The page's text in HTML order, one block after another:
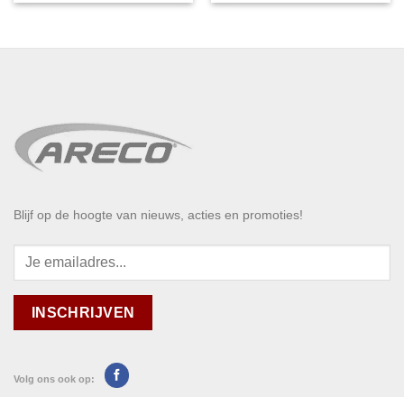
Blijf op de hoogte van nieuws, acties en promoties!
Volg ons ook op: